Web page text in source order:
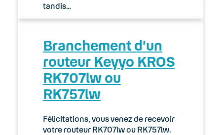
tandis…
Branchement d’un
routeur Keyyo KROS
RK707lw ou
RK757lw
Félicitations, vous venez de recevoir
votre routeur RK707lw ou RK757lw.